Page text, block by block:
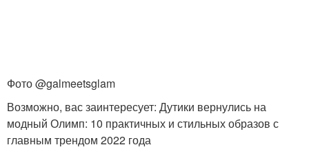
Фото @galmeetsglam
Возможно, вас заинтересует: Дутики вернулись на
модный Олимп: 10 практичных и стильных образов с
главным трендом 2022 года